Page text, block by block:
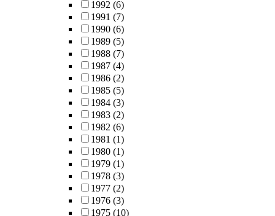
1992 (6)
1991 (7)
1990 (6)
1989 (5)
1988 (7)
1987 (4)
1986 (2)
1985 (5)
1984 (3)
1983 (2)
1982 (6)
1981 (1)
1980 (1)
1979 (1)
1978 (3)
1977 (2)
1976 (3)
1975 (10)